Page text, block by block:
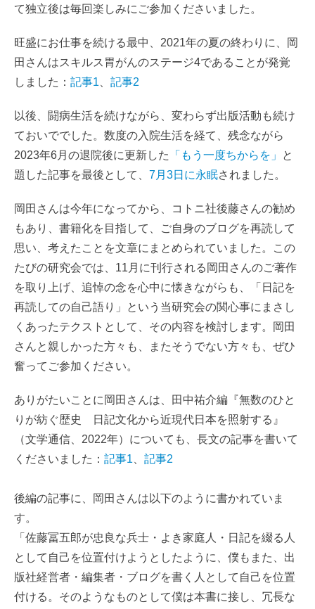
て独立後は毎回楽しみにご参加くださいました。
旺盛にお仕事を続ける最中、2021年の夏の終わりに、岡
田さんはスキルス胃がんのステージ4であることが発覚
しました： 記事1 記事2
以後、闘病生活を続けながら、変わらず出版活動も続け
ておいででした。数度の入院生活を経て、残念ながら
2023年6月の退院後に更新した
「もう一度ちからを」
と
題した記事を最後として、 7月3日に永眠されました。
岡田さんは今年になってから、コトニ社後藤さんの勧め
もあり、書籍化を目指して、ご自身のブログを再読して
思い、考えたことを文章にまとめられていました。この
たびの研究会では、11月に刊行される岡田さんのご著作
を取り上げ、追悼の念を心中に懐きながらも、「日記を
再読しての自己語り」という当研究会の関心事にまさし
くあったテクストとして、その内容を検討します。岡田
さんと親しかった方々も、またそうでない方々も、ぜひ
奮ってご参加ください。
ありがたいことに岡田さんは、田中祐介編『無数のひと
りが紡ぐ歴史 日記文化から近現代日本を照射する』
（文学通信、2022年）についても、長文の記事を書いて
くださいました： 記事1 記事2
後編の記事に、岡田さんは以下のように書かれていま
す。
「佐藤冨五郎が忠良な兵士・よき家庭人・日記を綴る人
として自己を位置付けようとしたように、僕もまた、出
版社経営者・編集者・ブログを書く人として自己を位置
付ける。そのようなものとして僕は本書に接し、冗長な